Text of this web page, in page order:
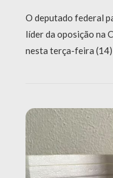
O deputado federal
líder da oposição na
nesta terça-feira